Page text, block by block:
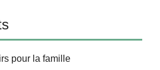
pour la famille